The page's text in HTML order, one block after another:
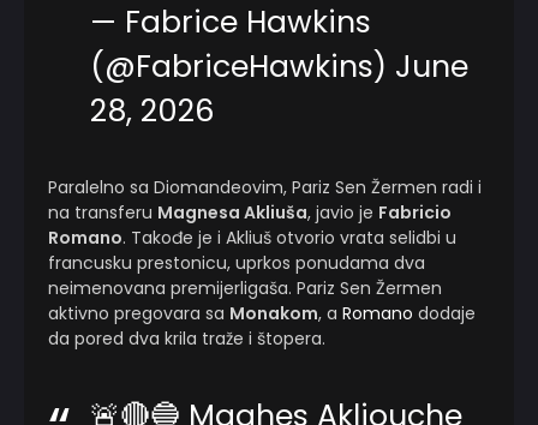
— Fabrice Hawkins
(@FabriceHawkins) June
28, 2026
Paralelno sa Diomandeovim, Pariz Sen Žermen radi i
na transferu Magnesa Akliuša, javio je Fabricio
Romano. Takođe je i Akliuš otvorio vrata selidbi u
francusku prestonicu, uprkos ponudama dva
neimenovana premijerligaša. Pariz Sen Žermen
aktivno pregovara sa Monakom, a Romano dodaje
da pored dva krila traže i štopera.
🚨🔴🔵 Maghes Akliouche